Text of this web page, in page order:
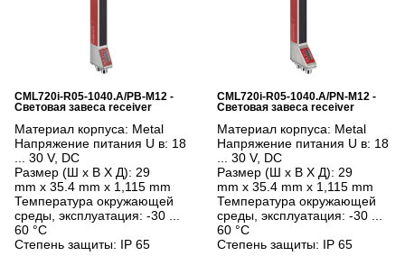
CML720i-R05-1040.A/PB-M12 -
Световая завеса receiver
Материал корпуса: Metal
Напряжение питания U в: 18
... 30 V, DC
Размер (Ш x В X Д): 29
mm x 35.4 mm x 1,115 mm
Температура окружающей
среды, эксплуатация: -30 ...
60 °C
Степень защиты: IP 65
CML720i-R05-1040.A/PN-M12 -
Световая завеса receiver
Материал корпуса: Metal
Напряжение питания U в: 18
... 30 V, DC
Размер (Ш x В X Д): 29
mm x 35.4 mm x 1,115 mm
Температура окружающей
среды, эксплуатация: -30 ...
60 °C
Степень защиты: IP 65